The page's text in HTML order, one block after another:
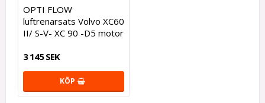
OPTI FLOW
luftrenarsats Volvo XC60
II/ S-V- XC 90 -D5 motor
3 145 SEK
KÖP